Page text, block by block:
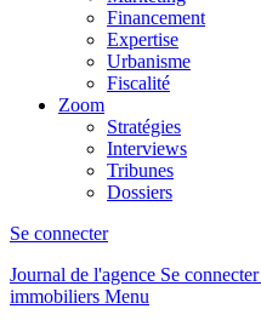
Financement
Expertise
Urbanisme
Fiscalité
Zoom
Stratégies
Interviews
Tribunes
Dossiers
Se connecter
Journal de l'agence Se connecter
immobiliers Menu